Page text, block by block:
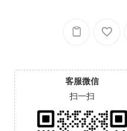
客服微信
扫一扫